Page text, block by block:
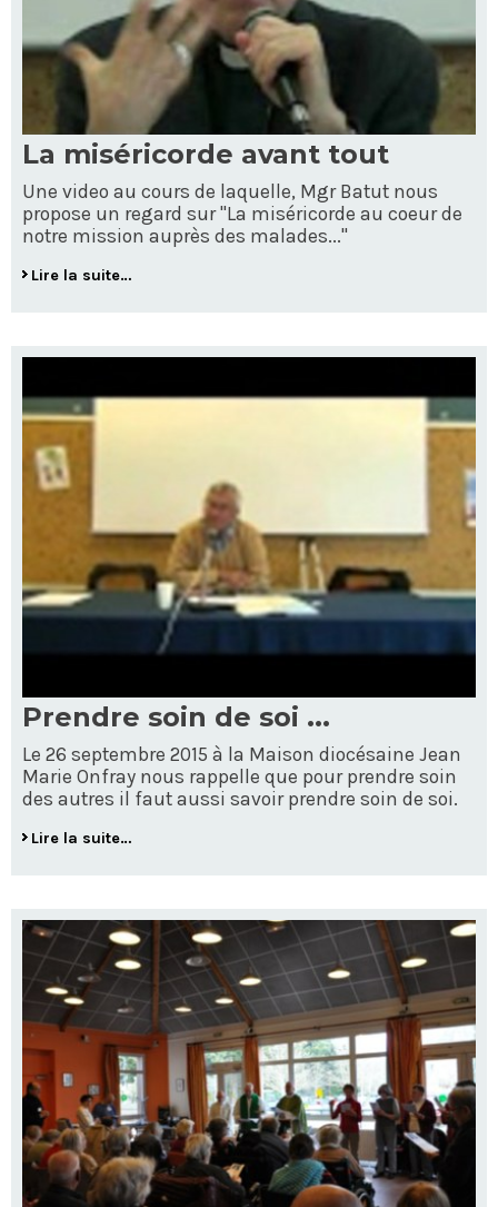
La miséricorde avant tout
Une video au cours de laquelle, Mgr Batut nous
propose un regard sur "La miséricorde au coeur de
notre mission auprès des malades..."
Lire la suite…
Prendre soin de soi ...
Le 26 septembre 2015 à la Maison diocésaine Jean
Marie Onfray nous rappelle que pour prendre soin
des autres il faut aussi savoir prendre soin de soi.
Lire la suite…